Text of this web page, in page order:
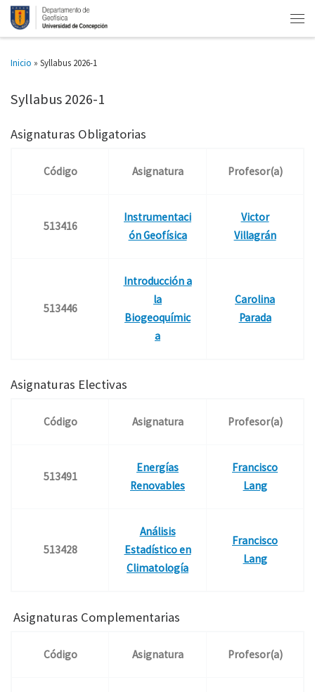
Inicio » Syllabus 2026-1
Syllabus 2026-1
Asignaturas Obligatorias
Código Asignatura Profesor(a)
513416
Instrumentaci
ón Geofísica
Victor
Villagrán
513446
Introducción a
la
Biogeoquímic
a
Carolina
Parada
Asignaturas Electivas
Código Asignatura Profesor(a)
513491
Energías
Renovables
Francisco
Lang
513428
Análisis
Estadístico en
Climatología
Francisco
Lang
Asignaturas Complementarias
Código Asignatura Profesor(a)